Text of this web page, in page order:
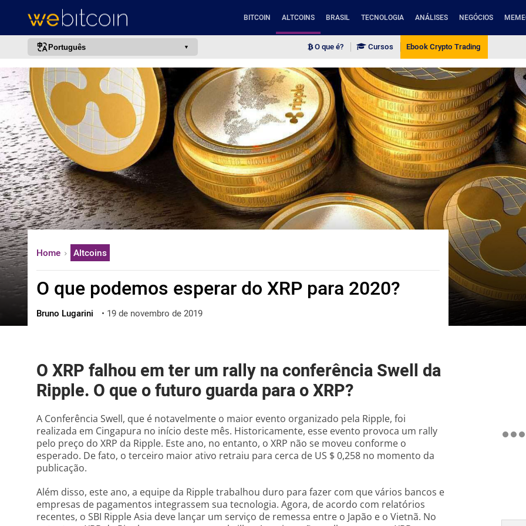
BITCOIN ALTCOINS BRASIL TECNOLOGIA ANÁLISES NEGÓCIOS
Português
português (BR)
english
español
français
italiano
deutsch
日本語
中文
русский
العربية
ไทย
ქართული
O que é? Cursos Ebook Crypto Trading
Home Altcoins
O que podemos esperar do XRP para 2020?
Bruno Lugarini • 19 de novembro de 2019
O XRP falhou em ter um rally na conferência Swell da
Ripple. O que o futuro guarda para o XRP?
A Conferência Swell, que é notavelmente o maior evento organizado pela Ripple, foi
realizada em Cingapura no início deste mês. Historicamente, esse evento provoca um rally
pelo preço do XRP da Ripple. Este ano, no entanto, o XRP não se moveu conforme o
esperado. De fato, o terceiro maior ativo retraiu para cerca de US $ 0,258 no momento da
publicação.
Além disso, este ano, a equipe da Ripple trabalhou duro para fazer com que vários bancos e
empresas de pagamentos integrassem sua tecnologia. Agora, de acordo com relatórios
recentes, o SBI Ripple Asia deve lançar um serviço de remessa entre o Japão e o Vietnã. No